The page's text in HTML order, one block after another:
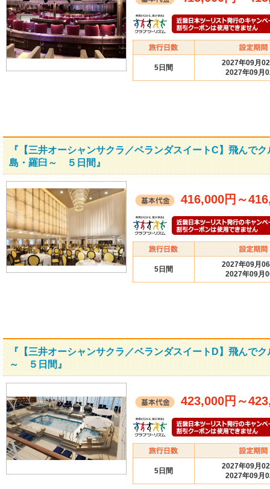
5日間
2027年09月
2027年09月
『【三井オーシャンサクラ／ベランダスイートC】飛んで
島・羅臼～ ５日間』
416,000円 ～
5日間
2027年09月
2027年09月
『【三井オーシャンサクラ／ベランダスイートD】飛んで
～ ５日間』
423,000円 ～
5日間
2027年09月
2027年09月